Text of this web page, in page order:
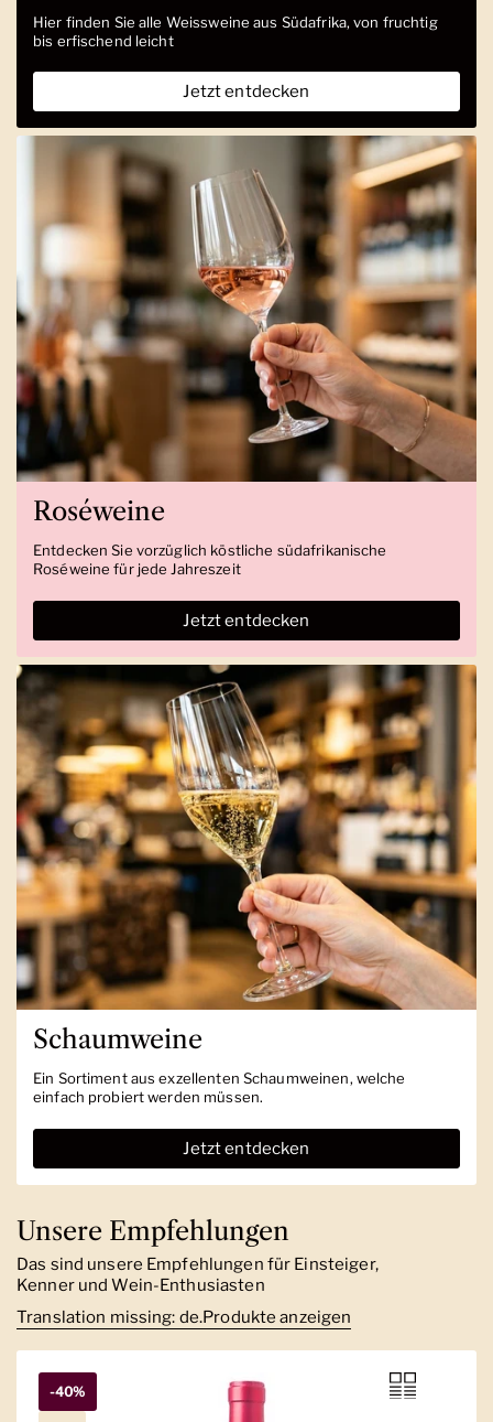
Hier finden Sie alle Weissweine aus Südafrika, von fruchtig
bis erfischend leicht
Jetzt entdecken
Roséweine
Entdecken Sie vorzüglich köstliche südafrikanische
Roséweine für jede Jahreszeit
Jetzt entdecken
Schaumweine
Ein Sortiment aus exzellenten Schaumweinen, welche
einfach probiert werden müssen.
Jetzt entdecken
Unsere Empfehlungen
Das sind unsere Empfehlungen für Einsteiger,
Kenner und Wein-Enthusiasten
Translation missing: de.Produkte anzeigen
-40%